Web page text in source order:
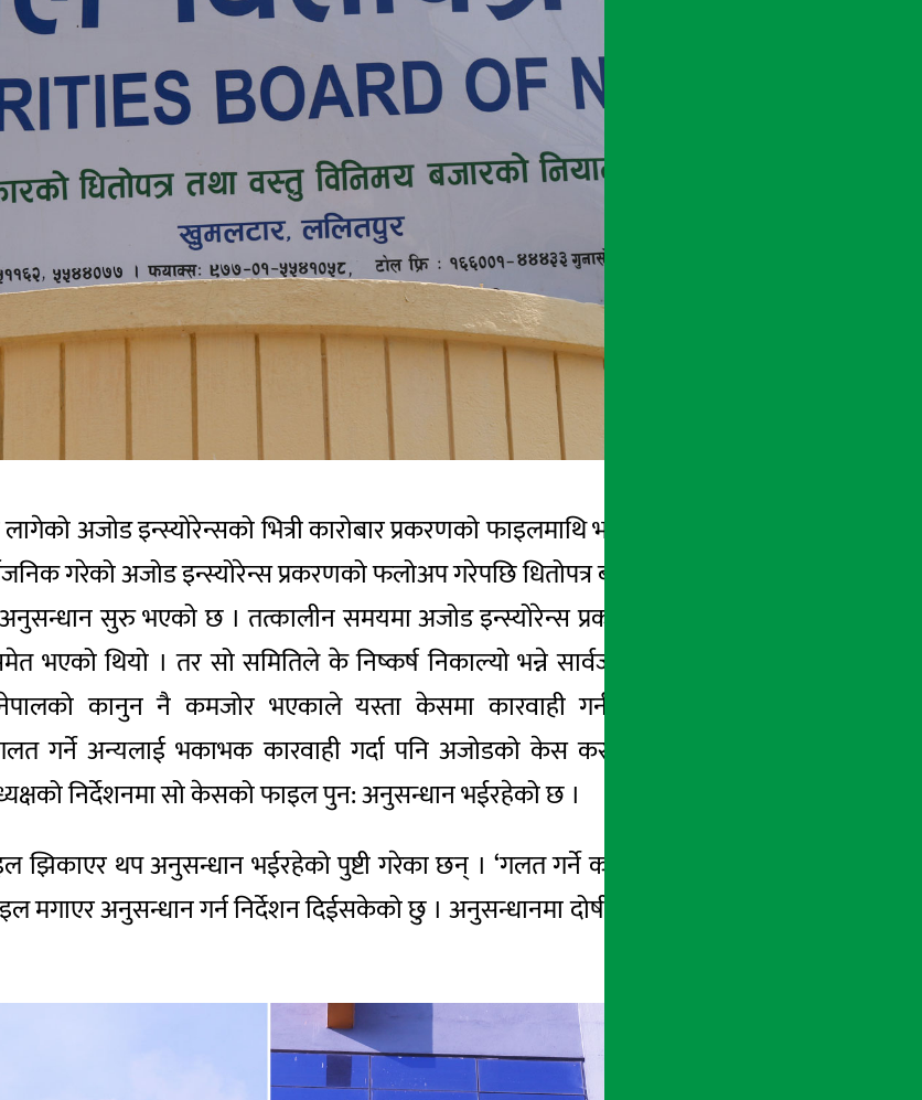
लागेको अजोड इन्स्योरेन्सको भित्री कारोबार प्रकरणको फाइलमाथि भएको भनिएको अनुसन्धानको
गरेको अजोड इन्स्योरेन्स प्रकरणको फलोअप गरेपछि धितोपत्र बोर्डका अध्यक्ष रमेश हमालको
सुरु भएको छ । तत्कालीन समयमा अजोड इन्स्योरेन्स प्रकरणमा भित्री कारोबार भएको
भएको थियो । तर सो समितिले के निष्कर्ष निकाल्यो भन्ने सार्वजनिक नै भएन । बरु बोर्डका
नेपालको कानुन नै कमजोर भएकाले यस्ता केसमा कारवाही गर्न नसकिने भन्दै सार्वजनिक
गर्ने अन्यलाई भकाभक कारवाही गर्दा पनि अजोडको केस कसरी ढिसमिस भयो भनी अर्थ
निर्देशनमा सो केसको फाइल पुन: अनुसन्धान भईरहेको छ ।
झिकाएर थप अनुसन्धान भईरहेको पुष्टी गरेका छन् । ‘गलत गर्ने कसैलाई पनि बोर्डले छोड्दैन ।
अनुसन्धान गर्न निर्देशन दिईसकेको छु । अनुसन्धानमा दोषी देखिए कारवाही हुन्छ ।’ अर्थ